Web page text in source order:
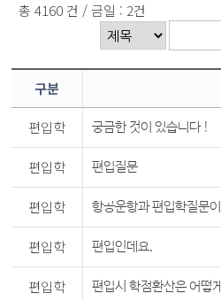
총 4160 건 / 금일 : 2건
구분
편입학 궁금한 것이 있습니다 !
편입학 편입질문
편입학 항공운항과 편입학질문
편입학 편입인데요.
편입학 편입시 학점환산은 어떻